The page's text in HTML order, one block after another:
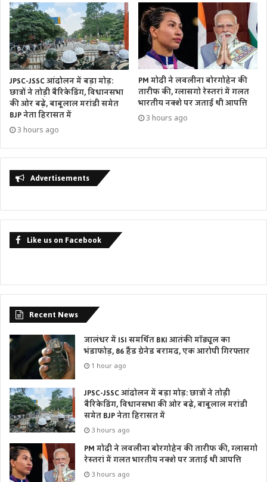
JPSC-JSSC आंदोलन में बड़ा मोड़:
छात्रों ने तोड़ी बैरिकेडिंग, विधानसभा
की ओर बढ़े, बाबूलाल मरांडी समेत
BJP नेता हिरासत में
3 hours ago
PM मोदी ने लवलीना बोरगोहेन की
तारीफ की, ग्लासगो रेस्तरां में गलत
भारतीय नक्शे पर जताई थी आपत्ति
3 hours ago
Advertisements
Like us on Facebook
Recent News
जालंधर में ISI समर्थित BKI आतंकी मॉड्यूल का
भंडाफोड़, 86 हैंड ग्रेनेड बरामद, एक आरोपी गिरफ्तार
1 hour ago
JPSC-JSSC आंदोलन में बड़ा मोड़: छात्रों ने तोड़ी
बैरिकेडिंग, विधानसभा की ओर बढ़े, बाबूलाल मरांडी
समेत BJP नेता हिरासत में
3 hours ago
PM मोदी ने लवलीना बोरगोहेन की तारीफ की, ग्लासगो
रेस्तरां में गलत भारतीय नक्शे पर जताई थी आपत्ति
3 hours ago